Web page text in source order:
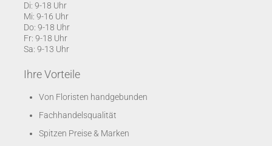
Di: 9-18 Uhr
Mi: 9-16 Uhr
Do: 9-18 Uhr
Fr: 9-18 Uhr
Sa: 9-13 Uhr
Ihre Vorteile
Von Floristen handgebunden
Fachhandelsqualität
Spitzen Preise & Marken